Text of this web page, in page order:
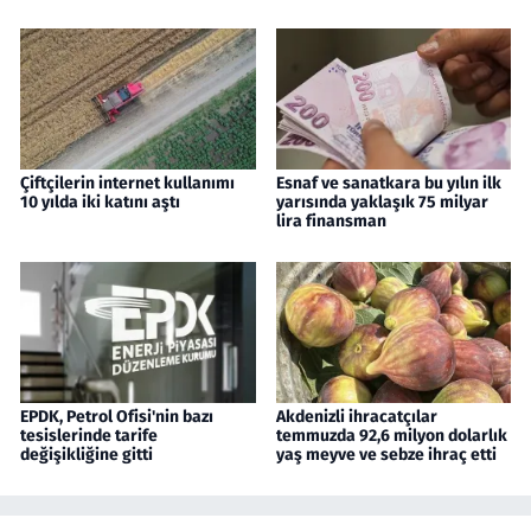
Çiftçilerin internet kullanımı
10 yılda iki katını aştı
Esnaf ve sanatkara bu yılın ilk
yarısında yaklaşık 75 milyar
lira finansman
EPDK, Petrol Ofisi'nin bazı
tesislerinde tarife
değişikliğine gitti
Akdenizli ihracatçılar
temmuzda 92,6 milyon dolarlık
yaş meyve ve sebze ihraç etti